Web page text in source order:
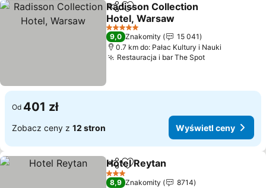
UdostępnijDodaj do ulubionych
Radisson Collection
Hotel, Warsaw
Wyświetl ceny
5 Kategoria
9,0 Znakomity
15 041
0.7 km do: Pałac Kultury i Nauki
Restauracja i bar The SpotWyświetl
Od 401 zł
Zobacz ceny z 12 stron Wyświetl ceny
Udostępnij
Dodaj do ulubionych
Hotel Reytan
3 Kategoria
8,9 Znakomity
8714